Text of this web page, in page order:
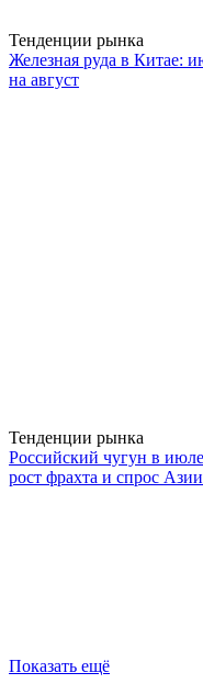
Тенденции рынка
Железная руда в Китае:
на август
Тенденции рынка
Российский чугун в
рост фрахта и спрос
Показать ещё